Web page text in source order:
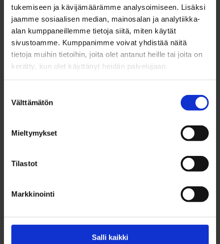
tukemiseen ja kävijämäärämme analysoimiseen. Lisäksi
jaamme sosiaalisen median, mainosalan ja analytiikka-
alan kumppaneillemme tietoja siitä, miten käytät
sivustoamme. Kumppanimme voivat yhdistää näitä
tietoja muihin tietoihin, joita olet antanut heille tai joita on
kerätty, kun olet käyttänyt heidän palvelujaan.
valinta
Välttämätön
Mieltymykset
Tilastot
Markkinointi
Salli kaikki
TONTIN NUMERO 268
RAKENNUSOIKEUS
Kari Viik, p. 040 575 8082
Palaa sivun alkuun